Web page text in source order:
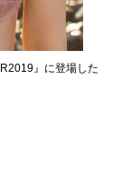
』に登場した